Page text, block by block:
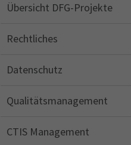
Übersicht DFG-Projekte
Rechtliches
Datenschutz
Qualitätsmanagement
CTIS Management